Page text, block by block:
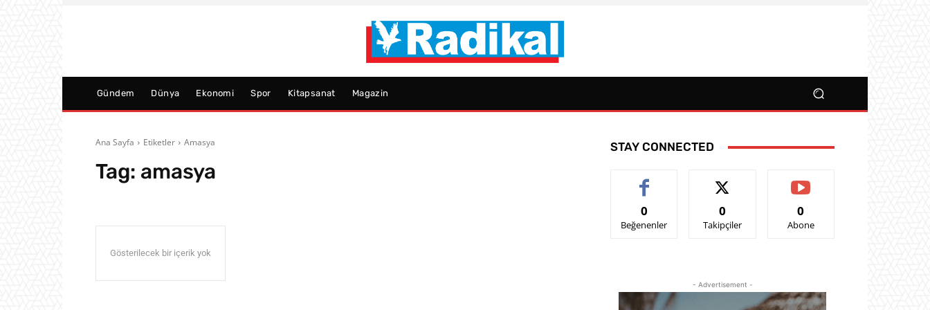
Gündem Dünya Ekonomi Spor Kitapsanat Magazin
Ana Sayfa Etiketler Amasya
Tag: amasya
Gösterilecek bir içerik yok
STAY CONNECTED
0
Beğenenler
0
Takipçiler
0
Abone
- Advertisement -